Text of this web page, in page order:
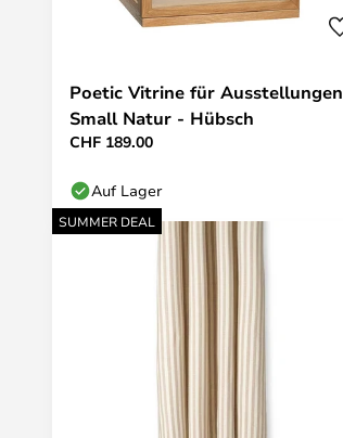
Poetic Vitrine für Ausstellungen
Small Natur - Hübsch
CHF 189.00
Auf Lager
SUMMER DEAL